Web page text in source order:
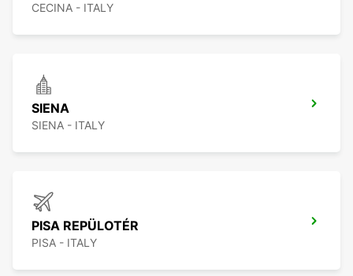
CECINA - ITALY
SIENA
SIENA - ITALY
PISA REPÜLOTÉR
PISA - ITALY